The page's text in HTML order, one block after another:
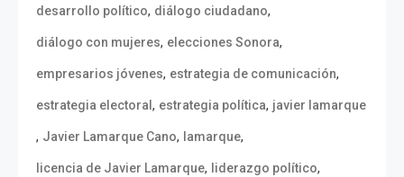
desarrollo político, diálogo ciudadano,
diálogo con mujeres, elecciones Sonora,
empresarios jóvenes, estrategia de comunicación,
estrategia electoral, estrategia política, javier lamarque
, Javier Lamarque Cano, lamarque,
licencia de Javier Lamarque, liderazgo político,